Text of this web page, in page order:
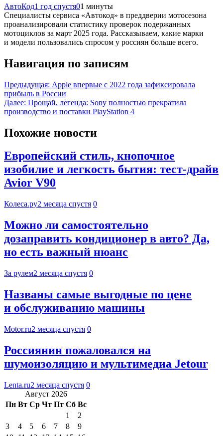
АвтоКод1 год спустя01 минуты
Специалисты сервиса «Автокод» в преддверии мотосезона
проанализировали статистику проверок подержанных
мотоциклов за март 2025 года. Рассказываем, какие марки
и модели пользовались спросом у россиян больше всего.
Навигация по записям
Предыдущая: Apple впервые с 2022 года зафиксировала
прибыль в России
Далее: Прощай, легенда: Sony полностью прекратила
производство и поставки PlayStation 4
Похожие новости
Европейский стиль, кнопочное
изобилие и легкость бытия: тест-драйв
Avior V90
Колеса.ру2 месяца спустя 0
Можно ли самостоятельно
дозаправить кондиционер в авто? Да,
но есть важный нюанс
За рулем2 месяца спустя 0
Названы самые выгодные по цене
и обслуживанию машины
Motor.ru2 месяца спустя 0
Россиянин пожаловался на
шумоизоляцию и мультимедиа Jetour
Lenta.ru2 месяца спустя 0
Август 2026
Пн Вт Ср Чт Пт Сб Вс
1
2
3
4 5 6 7 8
9